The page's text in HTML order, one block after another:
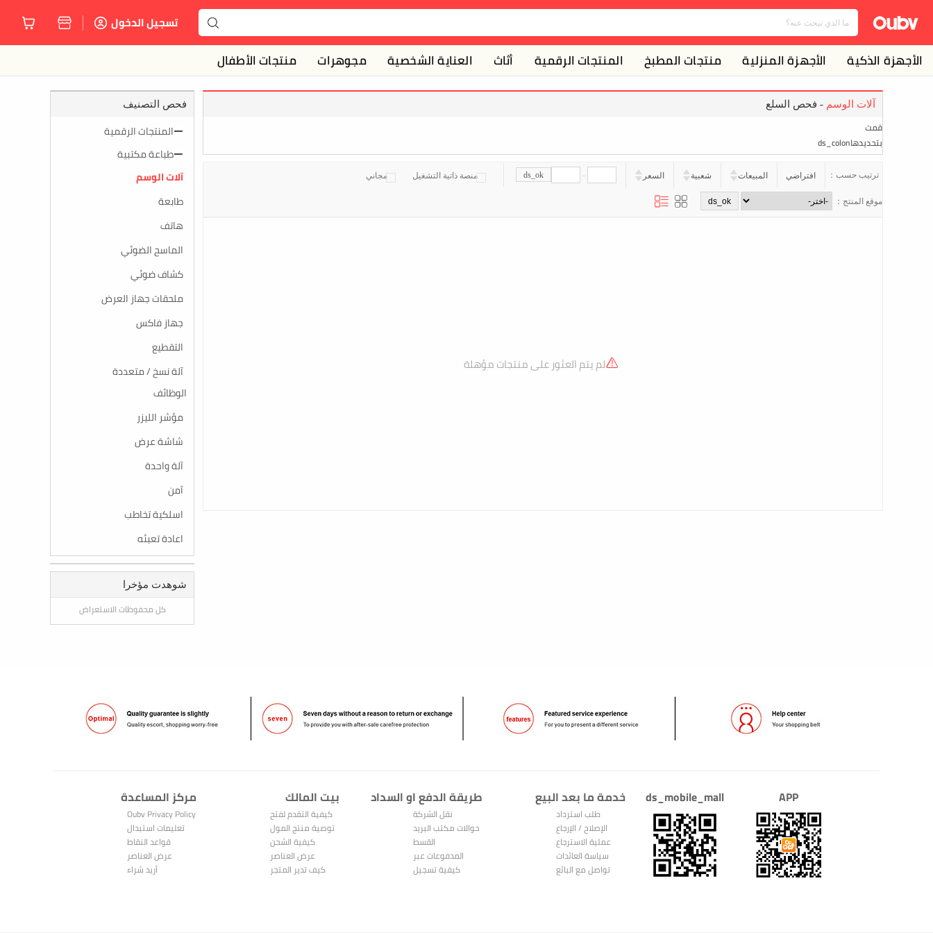
تسجيل الدخول
الأجهزة الذكية الأجهزة المنزلية منتجات المطبخ المنتجات الرقمية أثاث العناية الشخصية مجوهرات منتجات الأطفال
فحص التصنيف
المنتجات الرقمية
طباعة مكتبية
آلات الوسم
طابعة
هاتف
الماسح الضوئي
كشاف ضوئي
ملحقات جهاز العرض
جهاز فاكس
التقطيع
آلة نسخ / متعددة
الوظائف
مؤشر الليزر
شاشة عرض
آلة واحدة
آمن
اسلكية تخاطب
اعادة تعبئه
شوهدت مؤخرا
كل محفوظات الاستعراض
آلات الوسم - فحص السلع
قمت
بتحديدهاds_colon
ترتيب حسب： افتراضي المبيعات شعبية السعر -
ds_ok منصة ذاتية التشغيل مجاني
موقع المنتج：
لم يتم العثور على منتجات مؤهلة
مركز المساعدة
Oubv Privacy Policy
تعليمات استبدال
النقاط
قواعد النقاط
عرض العناصر
المشتراة
أريد شراء
بيت المالك
كيفية التقدم لفتح
متجر
توصية منتج المول
كيفية الشحن
عرض العناصر
المباعة
كيف تدير المتجر
طريقة الدفع او السداد
نقل الشركة
حوالات مكتب البريد
القسط
المدفوعات عبر
الإنترنت
كيفية تسجيل
خدمة ما بعد البيع
طلب استرداد
الإصلاح / الإرجاع
عملية الاسترجاع
والاستبدال
سياسة العائدات
تواصل مع البائع
ds_mobile_mall APP